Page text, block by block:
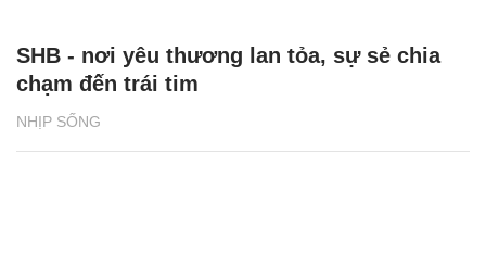
NHỊP SỐNG
SHB - nơi yêu thương lan tỏa, sự sẻ chia
chạm đến trái tim